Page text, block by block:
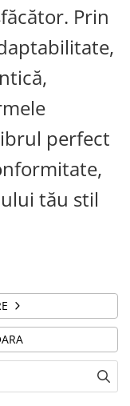
Prin
perfect
tău stil